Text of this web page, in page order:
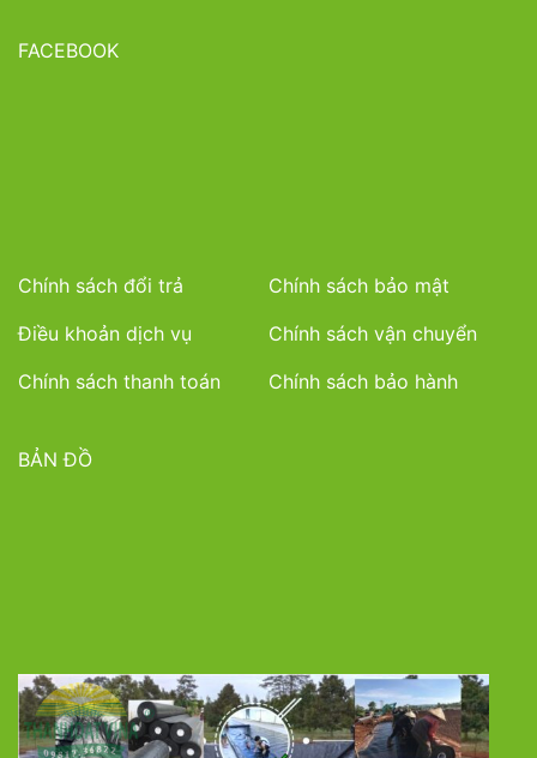
FACEBOOK
Chính sách đổi trả
Chính sách bảo mật
Điều khoản dịch vụ
Chính sách vận chuyển
Chính sách thanh toán
Chính sách bảo hành
BẢN ĐỒ